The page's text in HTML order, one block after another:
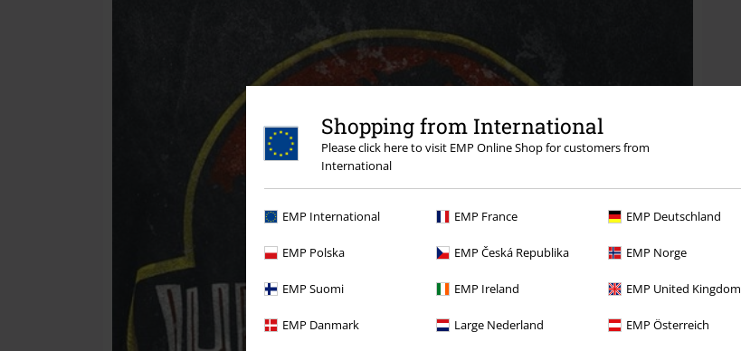
Shopping from International
Please click here to visit EMP Online Shop for customers from
International
EMP International EMP France EMP Deutschland
EMP Polska EMP Česká Republika EMP Norge
EMP Suomi EMP Ireland EMP United Kingdom
EMP Danmark Large Nederland EMP Österreich